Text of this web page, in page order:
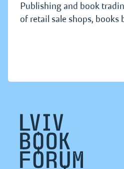
Publishing and book
of retail sale shops, books